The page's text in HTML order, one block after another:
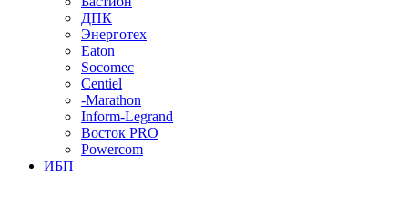
ДПК
Энерготех
Eaton
Socomec
Centiel
-Marathon
Inform-Legrand
Восток PRO
Powercom
ИБП